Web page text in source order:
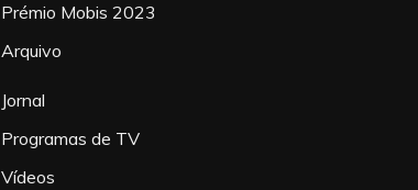
Prémio Mobis 2023
Arquivo
Jornal
Programas de TV
Vídeos